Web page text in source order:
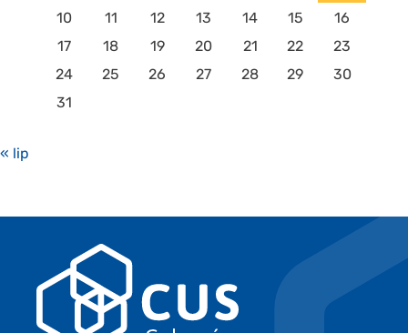
10
11 12 13 14 15
16
17
18 19 20 21 22
23
24
25 26 27 28 29
30
31
« lip